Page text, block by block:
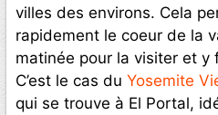
villes des environs. Cela
rapidement le coeur de la
matinée pour la visiter et y
C’est le cas du Yosemite
qui se trouve à El Portal,